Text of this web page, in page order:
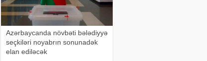
Azərbaycanda növbəti bələdiyyə
seçkiləri noyabrın sonunadək
elan ediləcək